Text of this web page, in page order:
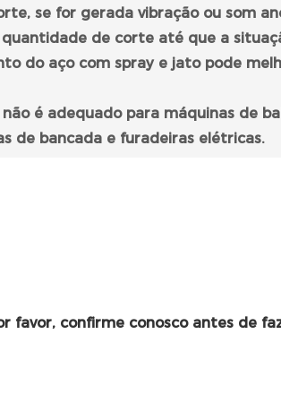
se for gerada vibração ou som
de corte até que a
do aço com spray e jato pode
não é adequado para máquinas de
de bancada e furadeiras elétricas.
favor, confirme conosco antes de